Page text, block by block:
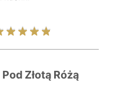
Złotą Różą